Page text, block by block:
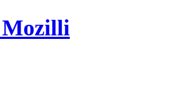
Mozilli